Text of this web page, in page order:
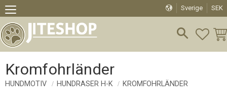
Meny
Sverige SEK
Kromfohrländer
HUNDMOTIV HUNDRASER H-K KROMFOHRLÄNDER